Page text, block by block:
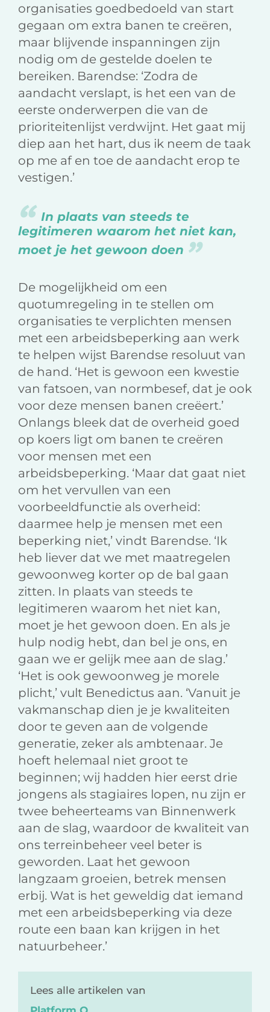
organisaties goedbedoeld van start
gegaan om extra banen te creëren,
maar blijvende inspanningen zijn
nodig om de gestelde doelen te
bereiken. Barendse: ‘Zodra de
aandacht verslapt, is het een van de
eerste onderwerpen die van de
prioriteitenlijst verdwijnt. Het gaat mij
diep aan het hart, dus ik neem de taak
op me af en toe de aandacht erop te
vestigen.’
In plaats van steeds te
legitimeren waarom het niet kan,
moet je het gewoon doen
De mogelijkheid om een
quotumregeling in te stellen om
organisaties te verplichten mensen
met een arbeidsbeperking aan werk
te helpen wijst Barendse resoluut van
de hand. ‘Het is gewoon een kwestie
van fatsoen, van normbesef, dat je ook
voor deze mensen banen creëert.’
Onlangs bleek dat de overheid goed
op koers ligt om banen te creëren
voor mensen met een
arbeidsbeperking. ‘Maar dat gaat niet
om het vervullen van een
voorbeeldfunctie als overheid:
daarmee help je mensen met een
beperking niet,’ vindt Barendse. ‘Ik
heb liever dat we met maatregelen
gewoonweg korter op de bal gaan
zitten. In plaats van steeds te
legitimeren waarom het niet kan,
moet je het gewoon doen. En als je
hulp nodig hebt, dan bel je ons, en
gaan we er gelijk mee aan de slag.’
‘Het is ook gewoonweg je morele
plicht,’ vult Benedictus aan. ‘Vanuit je
vakmanschap dien je je kwaliteiten
door te geven aan de volgende
generatie, zeker als ambtenaar. Je
hoeft helemaal niet groot te
beginnen; wij hadden hier eerst drie
jongens als stagiaires lopen, nu zijn er
twee beheerteams van Binnenwerk
aan de slag, waardoor de kwaliteit van
ons terreinbeheer veel beter is
geworden. Laat het gewoon
langzaam groeien, betrek mensen
erbij. Wat is het geweldig dat iemand
met een arbeidsbeperking via deze
route een baan kan krijgen in het
natuurbeheer.’
Lees alle artikelen van